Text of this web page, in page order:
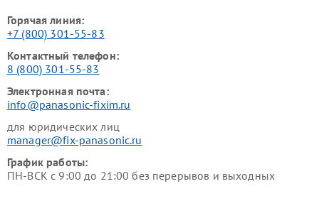
Горячая линия:
+7 (800) 301-55-83
Контактный телефон:
8 (800) 301-55-83
Электронная почта:
info@panasonic-fixim.ru
для юридических лиц
manager@fix-panasonic.ru
График работы:
ПН-ВСК с 9:00 до 21:00 без перерывов и выходных